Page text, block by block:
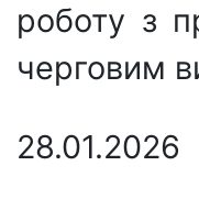
роботу з
черговим
28.01.2026